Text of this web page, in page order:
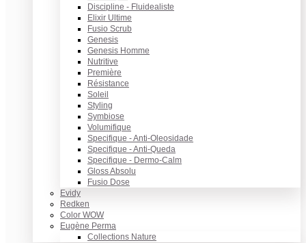
Discipline - Fluidealiste
Elixir Ultime
Fusio Scrub
Genesis
Genesis Homme
Nutritive
Première
Résistance
Soleil
Styling
Symbiose
Volumifique
Specifique - Anti-Oleosidade
Specifique - Anti-Queda
Specifique - Dermo-Calm
Gloss Absolu
Fusio Dose
Evidy
Redken
Color WOW
Eugène Perma
Collections Nature